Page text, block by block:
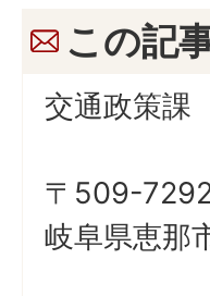
この記
交通政策
〒509-
岐阜県恵那